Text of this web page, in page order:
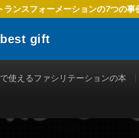
ランスフォーメーションの7つの
best gift
を発信します。
使えるファシリテーションの本